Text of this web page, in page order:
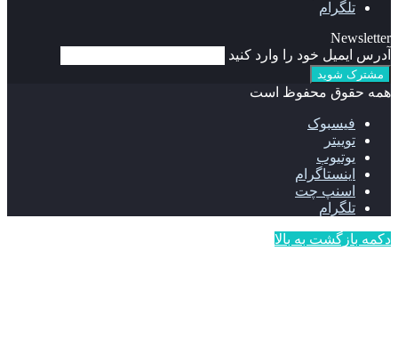
تلگرام
Newsletter
آدرس ایمیل خود را وارد کنید
همه حقوق محفوظ است
فیسبوک
توییتر
یوتیوب
اینستاگرام
اسنپ چت
تلگرام
دکمه بازگشت به بالا